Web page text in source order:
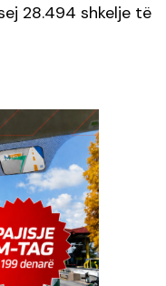
28.494 shkelje të